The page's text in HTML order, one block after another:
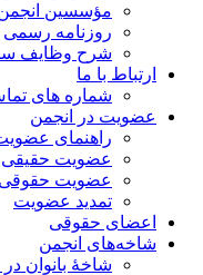
مؤسسین انجمن
روزنامه رسمی
شرح وظایف
ارتباط با ما
شماره های
عضویت در انجمن
راهنمای عضویت
عضویت حقیقی
عضویت حقوقی
تمدید عضویت
اعضای حقوقی
شاخه‌های انجمن
شاخۀ بانوان در